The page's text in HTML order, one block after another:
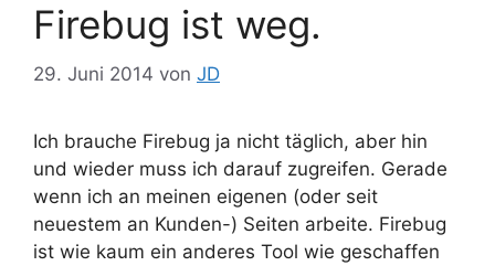
Firebug ist weg.
29. Juni 2014 von JD
Ich brauche Firebug ja nicht täglich, aber hin
und wieder muss ich darauf zugreifen. Gerade
wenn ich an meinen eigenen (oder seit
neuestem an Kunden-) Seiten arbeite. Firebug
ist wie kaum ein anderes Tool wie geschaffen